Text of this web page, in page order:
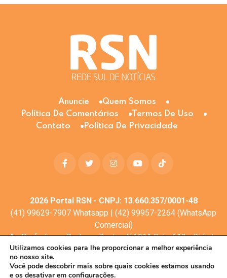
Anuncie
Quem Somos
Política De Comentários
Termos De Uso
Contato
Política De Privacidade
2026Portal RSN - CNPJ: 13.660.357/0001-48
(41) 99629-7907 Whatsapp | (42) 99957-2264 (WhatsApp
Comercial)
Av. Profa. Laura Pacheco Bastos N:1011 Sala: 112 - Cidade
dos Lagos, Guarapuava - PR, 85053-525
© Todos os direitos reservados
Utilizamos cookies para lhe proporcionar a melhor experiência
no nosso site.
Você pode descobrir mais sobre quais cookies estamos usando
e os desativar em configurações.